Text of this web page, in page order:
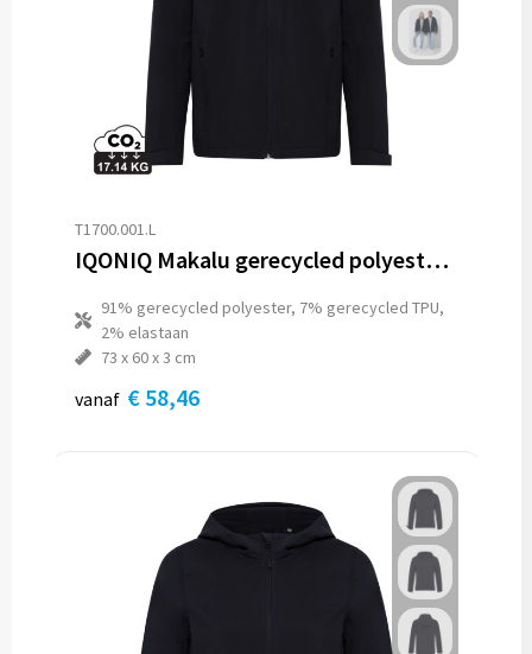
T1700.001.L
IQONIQ Makalu gerecycled polyester softshell jas
91% gerecycled polyester, 7% gerecycled TPU,
2% elastaan
73 x 60 x 3 cm
vanaf € 58,46